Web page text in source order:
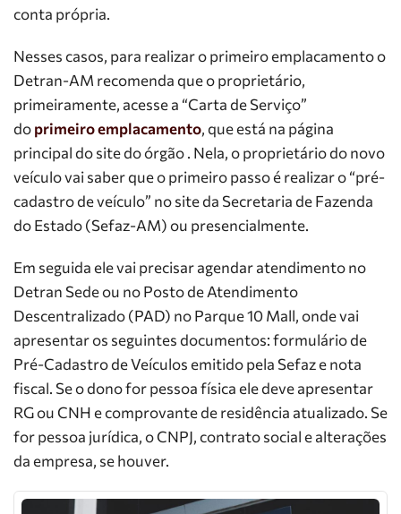
conta própria.
Nesses casos, para realizar o primeiro emplacamento o
Detran-AM recomenda que o proprietário,
primeiramente, acesse a “Carta de Serviço”
doprimeiro emplacamento, que está na página
principal do site do órgão . Nela, o proprietário do novo
veículo vai saber que o primeiro passo é realizar o “pré-
cadastro de veículo” no site da Secretaria de Fazenda
do Estado (Sefaz-AM) ou presencialmente.
Em seguida ele vai precisar agendar atendimento no
Detran Sede ou no Posto de Atendimento
Descentralizado (PAD) no Parque 10 Mall, onde vai
apresentar os seguintes documentos: formulário de
Pré-Cadastro de Veículos emitido pela Sefaz e nota
fiscal. Se o dono for pessoa física ele deve apresentar
RG ou CNH e comprovante de residência atualizado. Se
for pessoa jurídica, o CNPJ, contrato social e alterações
da empresa, se houver.